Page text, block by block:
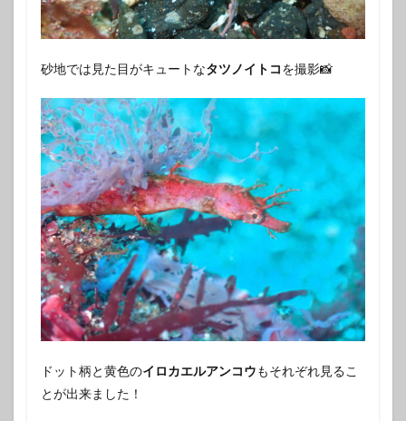
砂地では見た目がキュートなタツノイトコを撮影📸
ドット柄と黄色のイロカエルアンコウもそれぞれ見るこ
とが出来ました！